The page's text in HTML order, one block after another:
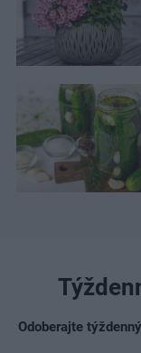
Odoberajte